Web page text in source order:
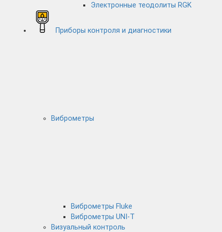
Электронные теодолиты RGK
Приборы контроля и диагностики
Виброметры
Виброметры Fluke
Виброметры UNI-T
Визуальный контроль